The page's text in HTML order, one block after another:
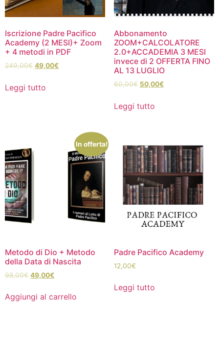
Iscrizione Padre Pacifico
Academy (2 MESI)+ Zoom
+ 4 metodi in PDF
249,00€ 49,00€
Leggi tutto
Abbonamento
ZOOM+CALCOLATORE
2.0+ACCADEMIA 3 MESI
invece di 2 OFFERTA FINO
AL 13 LUGLIO
60,00€ 50,00€
Leggi tutto
In offerta!
Metodo di Dio + Metodo
della Data di Nascita
98,00€ 49,00€
Aggiungi al carrello
Padre Pacifico Academy
12,00€
Leggi tutto